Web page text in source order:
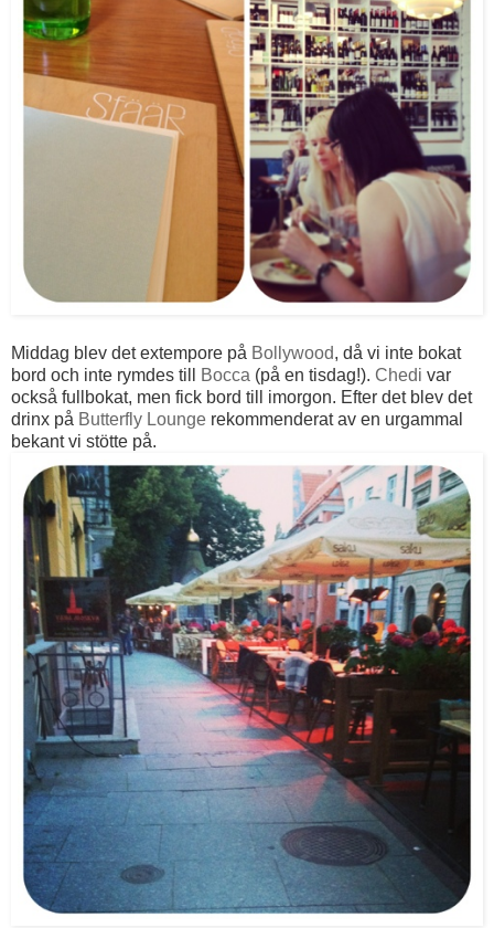
Middag blev det extempore på Bollywood, då vi inte bokat
bord och inte rymdes till
Bocca (på en tisdag!). Chedi var
också fullbokat, men fick bord till imorgon. Efter det blev det
drinx på Butterfly Lounge rekommenderat av en urgammal
bekant vi stötte på.